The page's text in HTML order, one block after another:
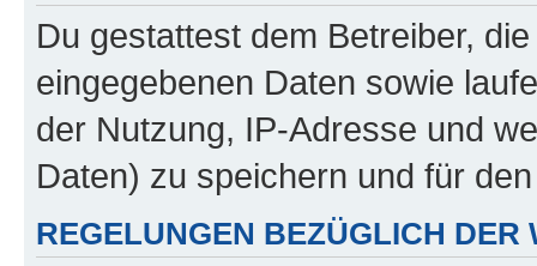
Du gestattest dem Betreiber,
eingegebenen Daten sowie
der Nutzung, IP-Adresse und
Daten) zu speichern und für
REGELUNGEN BEZÜGLICH DER